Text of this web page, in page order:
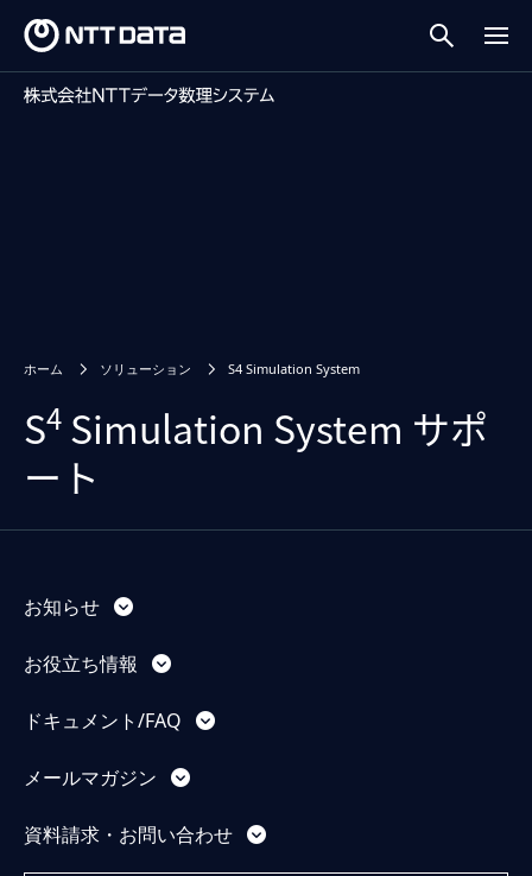
ホーム ソリューション S4 Simulation System
S4 Simulation System サポ
ート
お知らせ
お役立ち情報
ドキュメント/FAQ
メールマガジン
資料請求・お問い合わせ